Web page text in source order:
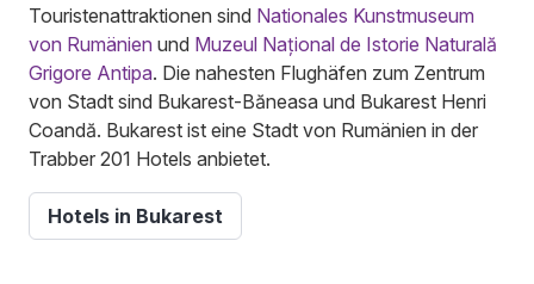
Touristenattraktionen sind Nationales Kunstmuseum
von Rumänien und Muzeul Național de Istorie Naturală
Grigore Antipa. Die nahesten Flughäfen zum Zentrum
von Stadt sind Bukarest-Băneasa und Bukarest Henri
Coandă. Bukarest ist eine Stadt von Rumänien in der
Trabber 201 Hotels anbietet.
Hotels in Bukarest